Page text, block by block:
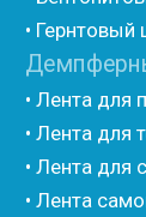
• Герметик
• Rustil
• Ecoroom
• Oppa
Другие товары
• Гермит